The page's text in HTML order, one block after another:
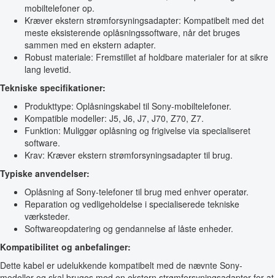
mobiltelefoner op.
Kræver ekstern strømforsyningsadapter: Kompatibelt med det
meste eksisterende oplåsningssoftware, når det bruges
sammen med en ekstern adapter.
Robust materiale: Fremstillet af holdbare materialer for at sikre
lang levetid.
Tekniske specifikationer:
Produkttype: Oplåsningskabel til Sony-mobiltelefoner.
Kompatible modeller: J5, J6, J7, J70, Z70, Z7.
Funktion: Muliggør oplåsning og frigivelse via specialiseret
software.
Krav: Kræver ekstern strømforsyningsadapter til brug.
Typiske anvendelser:
Oplåsning af Sony-telefoner til brug med enhver operatør.
Reparation og vedligeholdelse i specialiserede tekniske
værksteder.
Softwareopdatering og gendannelse af låste enheder.
Kompatibilitet og anbefalinger:
Dette kabel er udelukkende kompatibelt med de nævnte Sony-